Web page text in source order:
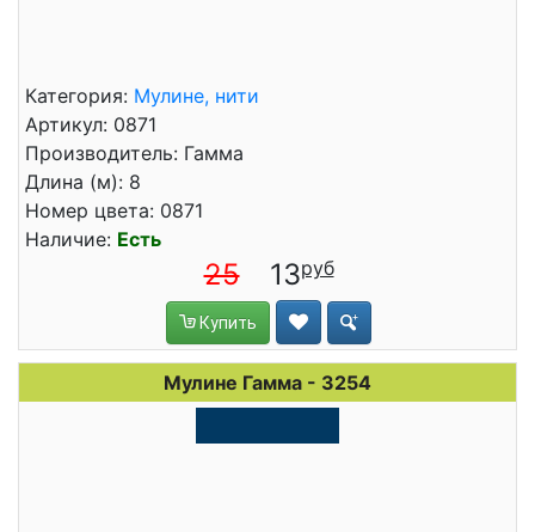
Категория: Мулине, нити
Артикул: 0871
Производитель: Гамма
Длина (м): 8
Номер цвета: 0871
Наличие: Есть
25 13
Купить
Мулине Гамма - 3254